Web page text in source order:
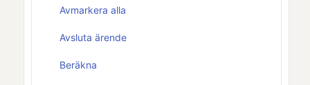
Avmarkera alla
Avsluta ärende
Beräkna